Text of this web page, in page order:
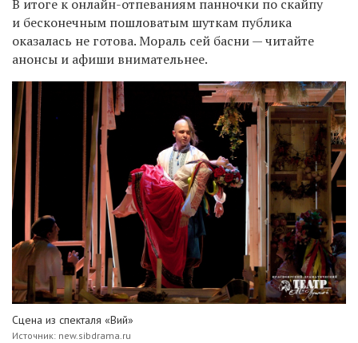
В итоге к онлайн-отпеваниям панночки по скайпу
и бесконечным пошловатым шуткам публика
оказалась не готова. Мораль сей басни — читайте
анонсы и афиши внимательнее.
Сцена из спекталя «Вий»
Источник: new.sibdrama.ru